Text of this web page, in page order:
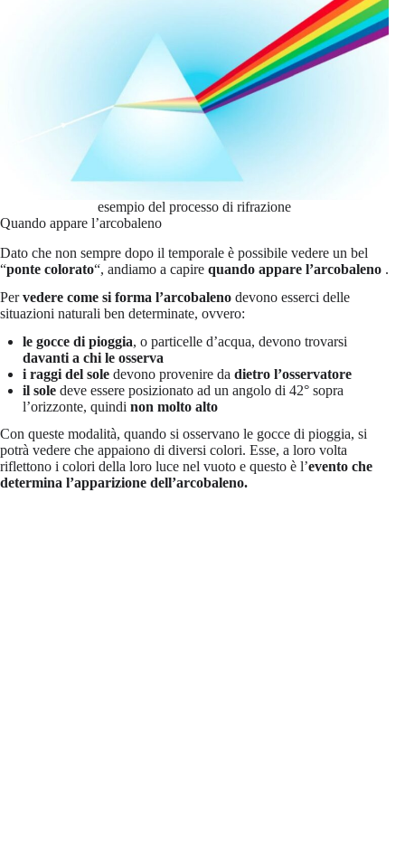
esempio del processo di rifrazione
Quando appare l’arcobaleno
Dato che non sempre dopo il temporale è possibile vedere un bel
“ponte colorato“, andiamo a capire quando appare l’arcobaleno .
Pervedere come si forma l’arcobaleno devono esserci delle
situazioni naturali ben determinate, ovvero:
le gocce di pioggia, o particelle d’acqua, devono trovarsi
davanti a chi le osserva
i raggi del sole devono provenire da dietro l’osservatore
il sole deve essere posizionato ad un angolo di 42° sopra
l’orizzonte, quindi non molto alto
Con queste modalità, quando si osservano le gocce di pioggia, si
potrà vedere che appaiono di diversi colori. Esse, a loro volta
riflettono i colori della loro luce nel vuoto e questo è l’evento che
determina l’apparizione dell’arcobaleno.